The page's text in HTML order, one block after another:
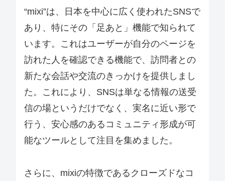
“mixi”は、日本を中心に広く使われたSNSで
あり、特にその「足あと」機能で知られて
います。これはユーザーが自分のページを
訪れた人を確認できる機能で、訪問者との
新たな会話や交流のきっかけを提供しまし
た。これにより、SNSは単なる情報の送受
信の場というだけでなく、実名に近い形で
行う、安心感のあるコミュニティ形成が可
能なツールとして注目を集めました。
さらに、mixiの特徴であるクローズドなコ